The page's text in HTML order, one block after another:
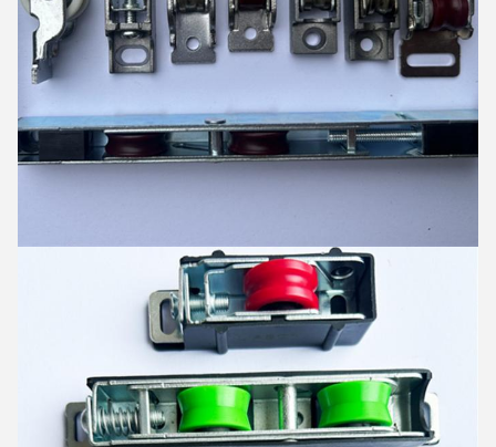
Отправить